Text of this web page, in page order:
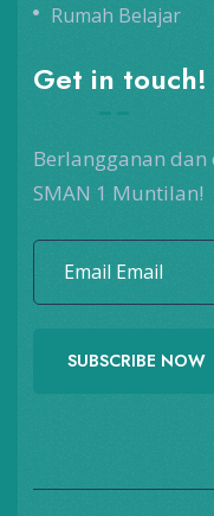
Rumah Belajar
Get in touch!
Berlangganan
SMAN 1 Muntilan!
SUBSCRIBE NOW